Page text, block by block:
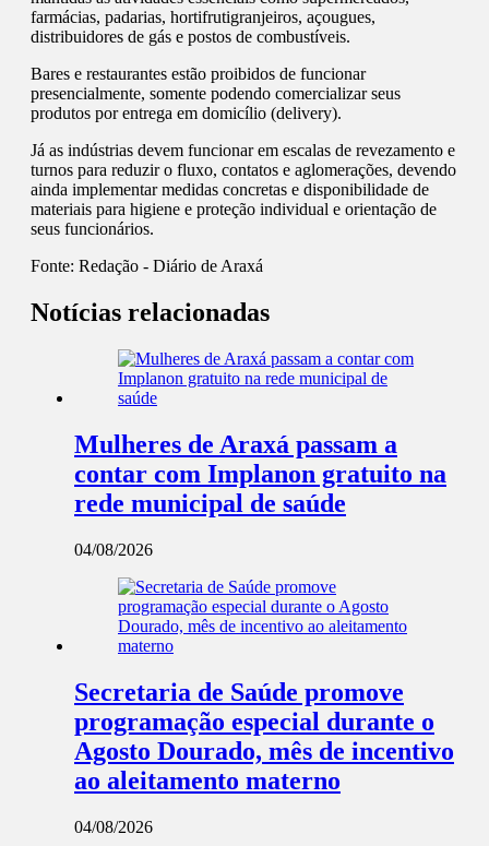
farmácias, padarias, hortifrutigranjeiros, açougues,
distribuidores de gás e postos de combustíveis.
Bares e restaurantes estão proibidos de funcionar
presencialmente, somente podendo comercializar seus
produtos por entrega em domicílio (delivery).
Já as indústrias devem funcionar em escalas de revezamento e
turnos para reduzir o fluxo, contatos e aglomerações, devendo
ainda implementar medidas concretas e disponibilidade de
materiais para higiene e proteção individual e orientação de
seus funcionários.
Fonte: Redação - Diário de Araxá
Notícias relacionadas
Mulheres de Araxá passam a
contar com Implanon gratuito na
rede municipal de saúde
04/08/2026
Secretaria de Saúde promove
programação especial durante o
Agosto Dourado, mês de incentivo
ao aleitamento materno
04/08/2026